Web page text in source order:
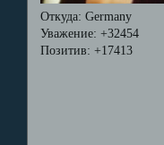
Откуда: Germany
Уважение: +32454
Позитив: +17413